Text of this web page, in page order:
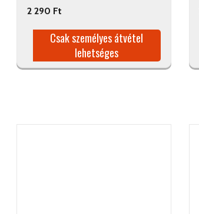
2 290 Ft
Csak személyes átvétel
lehetséges